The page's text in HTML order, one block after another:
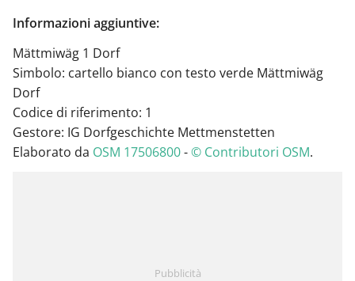
Informazioni aggiuntive:
Mättmiwäg 1 Dorf
Simbolo: cartello bianco con testo verde Mättmiwäg
Dorf
Codice di riferimento: 1
Gestore: IG Dorfgeschichte Mettmenstetten
Elaborato da OSM 17506800-© Contributori OSM.
Pubblicità